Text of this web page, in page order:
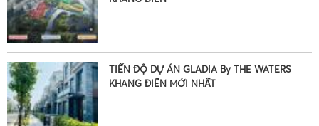
TIẾN ĐỘ DỰ ÁN GLADIA By THE WATERS
KHANG ĐIỀN MỚI NHẤT